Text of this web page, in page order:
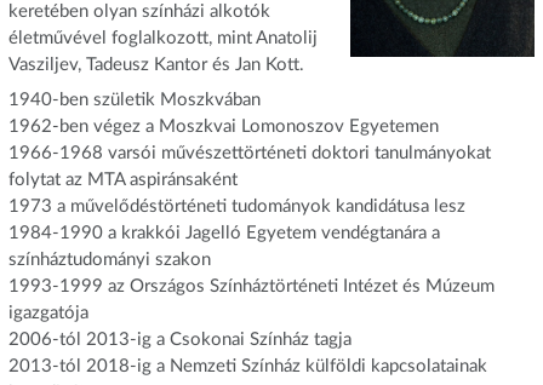
keretében olyan színházi alkotók
életművével foglalkozott, mint Anatolij
Vasziljev, Tadeusz Kantor és Jan Kott.
1940-ben születik Moszkvában
1962-ben végez a Moszkvai Lomonoszov Egyetemen
1966-1968 varsói művészettörténeti doktori tanulmányokat
folytat az MTA aspiránsaként
1973 a művelődéstörténeti tudományok kandidátusa lesz
1984-1990 a krakkói Jagelló Egyetem vendégtanára a
színháztudományi szakon
1993-1999 az Országos Színháztörténeti Intézet és Múzeum
igazgatója
2006-tól 2013-ig a Csokonai Színház tagja
2013-tól 2018-ig a Nemzeti Színház külföldi kapcsolatainak